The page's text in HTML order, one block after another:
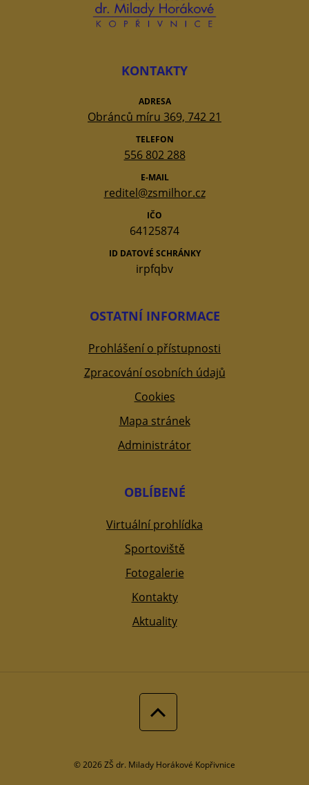
KONTAKTY
ADRESA
Obránců míru 369, 742 21
TELEFON
556 802 288
E-MAIL
reditel@zsmilhor.cz
IČO
64125874
ID DATOVÉ SCHRÁNKY
irpfqbv
OSTATNÍ INFORMACE
Prohlášení o přístupnosti
Zpracování osobních údajů
Cookies
Mapa stránek
Administrátor
OBLÍBENÉ
Virtuální prohlídka
Sportoviště
Fotogalerie
Kontakty
Aktuality
© 2026 ZŠ dr. Milady Horákové Kopřivnice